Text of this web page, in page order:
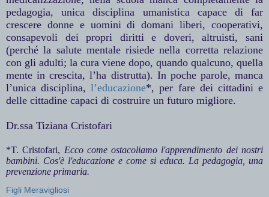
pedagogia, unica disciplina umanistica capace di far
crescere donne e uomini di domani liberi, cooperativi,
consapevoli dei propri diritti e doveri, altruisti, sani
(perché la salute mentale risiede nella corretta relazione
con gli adulti; la cura viene dopo, quando qualcuno, quella
mente in crescita, l’ha distrutta). In poche parole, manca
l’unica disciplina,l’educazione*, per fare dei cittadini e
delle cittadine capaci di costruire un futuro migliore.
Dr.ssa Tiziana Cristofari
*T. Cristofari, Ecco come ostacoliamo l'apprendimento dei nostri
bambini. Cos'è l'educazione e come si educa. La pedagogia, una
prevenzione primaria.
Figli Meravigliosi